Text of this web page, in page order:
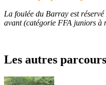
La foulée du Barray est
avant (catégorie FFA juniors à
Les autres parcours